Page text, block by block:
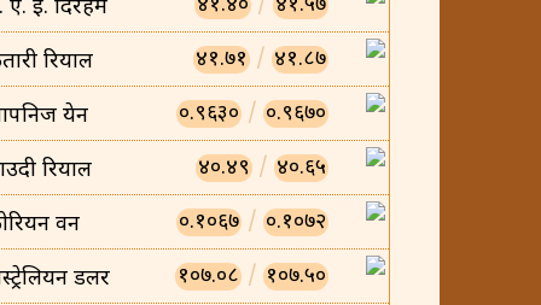
ए. इ. दिरहम
रियाल ४१.७१ / ४१.८७
येन ०.९६३० / ०.९६७०
रियाल ४०.४९ / ४०.६५
वन ०.१०६७ / ०.१०७२
डलर १०७.०८ / १०७.५०